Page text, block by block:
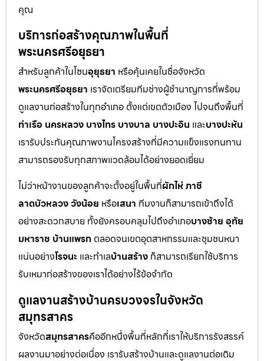
คุณ
บริการก่อสร้างคุณภาพในพื้นที่
พระนครศรีอยุธยา
สำหรับลูกค้าในโซนอุยุธยา หรือคุ้นเคยในชื่อจังหวัด
พระนครศรีอยุธยา เราจัดเตรียมทีมช่างผู้ชำนาญการที่พร้อม
ดูแลงานก่อสร้างในทุกอำเภอ ตั้งแต่เขตตัวเมือง ไปจนถึงพื้นที่
ท่าเรือ นครหลวง บางไทร บางบาล บางปะอิน และบางปะหัน
เรารับประกันคุณภาพงานโครงสร้างที่มีความแข็งแรงทนทาน
สามารถรองรับทุกสภาพแวดล้อมได้อย่างยอดเยี่ยม
ไม่ว่าหน้างานของลูกค้าจะตั้งอยู่ในพื้นที่ผักไห่ ภาชี
ลาดบัวหลวง วังน้อย หรือเสนา ทีมงานก็สามารถเข้าถึงได้
อย่างสะดวกสบาย ทั้งยังครอบคลุมไปถึงอำเภอบางซ้าย อุทัย
มหาราช บ้านแพรก ตลอดจนเขตอุตสาหกรรมและชุมชนหนา
แน่นอย่างโรจนะ และทำเลบ้านสร้าง ก็สามารถเรียกใช้บริการ
รับเหมาก่อสร้างของเราได้อย่างไร้ข้อจำกัด
ดูแลงานสร้างบ้านครบวงจรในจังหวัด
สมุทรสาคร
จังหวัดสมุทรสาครคืออีกหนึ่งพื้นที่หลักที่เราให้บริการรังสรรค์
ผลงานมาอย่างต่อเนื่อง เรารับสร้างบ้านและดูแลงานต่อเติม